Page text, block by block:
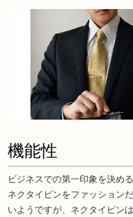
機能性
ビジネスでの第一印象を決め
ネクタイピンをファッション
いようですが、ネクタイピン